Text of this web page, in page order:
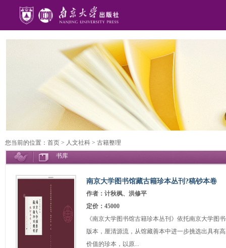
您当前的位置： 首页 > 人文社科 > 古籍整理
书库
南京大学图书馆藏古籍珍本丛刊?稿钞本卷
作者：计秋枫、洪修平
定价：45000
《南京大学图书馆古籍珍本丛刊》依托南京大学图
版本，厘清源流，从馆藏善本中进一步挑选出具有
价值的珍本，以原...